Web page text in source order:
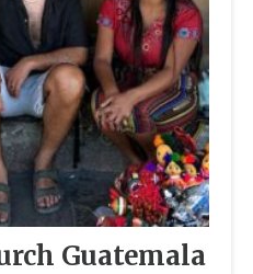
Guatemala